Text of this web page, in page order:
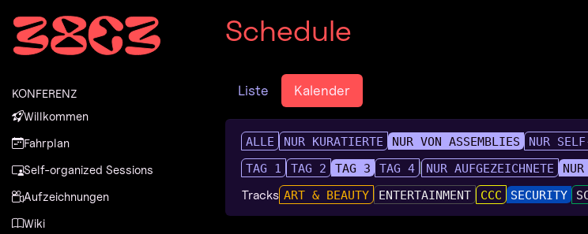
Zum Inhalt
Zum Footer
KONFERENZ
Willkommen
Fahrplan
Self-organized Sessions
Aufzeichnungen
Wiki
Schedule
Liste Kalender
ALLE NUR KURATIERTE NUR VON ASSEMBLIES
NUR
TAG 1
TAG 2 TAG 3 TAG 4 NUR AUFGEZEICHNETE
Tracks ART & BEAUTY ENTERTAINMENT CCC SECURITY